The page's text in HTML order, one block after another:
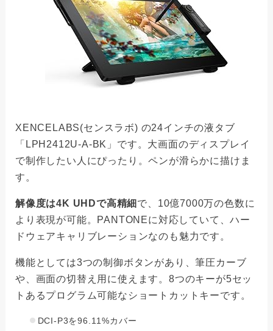
XENCELABS(センスラボ) の24インチの液タブ
「LPH2412U-A-BK」です。大画面のディスプレイ
で制作したい人にぴったり。ペンが滑らかに描けま
す。
解像度は4K UHDで高精細 で、10億7000万の色数に
より表現が可能。PANTONEに対応していて、ハー
ドウェアキャリブレーションなのも魅力です。
機能としては3つの制御ボタンがあり、筆圧カーブ
や、画面の切替え用に使えます。8つのキーが5セッ
トあるプログラム可能なショートカットキーです。
DCI-P3を96.11%カバー